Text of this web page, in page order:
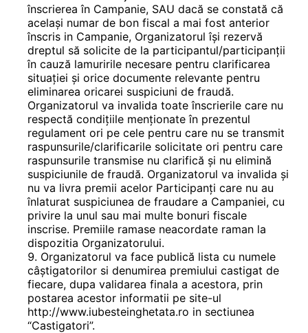
înscrierea în Campanie, SAU dacă se constată că
același numar de bon fiscal a mai fost anterior
înscris in Campanie, Organizatorul își rezervă
dreptul să solicite de la participantul/participanții
în cauză lamuririle necesare pentru clarificarea
situației și orice documente relevante pentru
eliminarea oricarei suspiciuni de fraudă.
Organizatorul va invalida toate înscrierile care nu
respectă condițiile menționate în prezentul
regulament ori pe cele pentru care nu se transmit
raspunsurile/clarificarile solicitate ori pentru care
raspunsurile transmise nu clarifică și nu elimină
suspiciunile de fraudă. Organizatorul va invalida și
nu va livra premii acelor Participanți care nu au
înlaturat suspiciunea de fraudare a Campaniei, cu
privire la unul sau mai multe bonuri fiscale
inscrise. Premiile ramase neacordate raman la
dispozitia Organizatorului.
Organizatorul va face publică lista cu numele
câștigatorilor si denumirea premiului castigat de
fiecare, dupa validarea finala a acestora, prin
postarea acestor informatii pe site-ul
http://www.iubesteinghetata.ro in sectiunea
“Castigatori”.